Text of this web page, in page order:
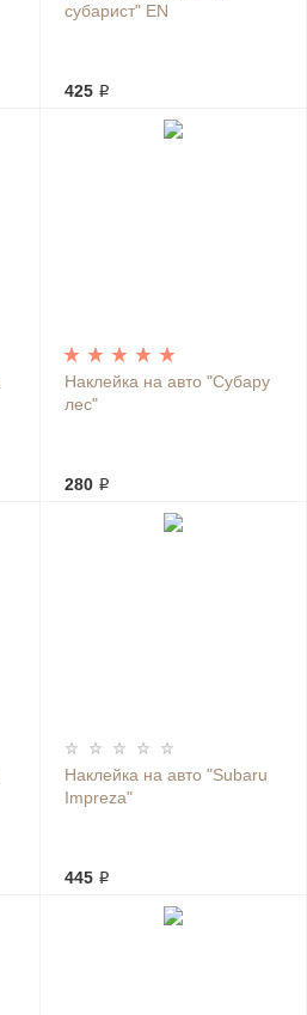
субарист" EN
425 ₽
Наклейка на авто "Субару
лес"
280 ₽
Наклейка на авто "Subaru
Impreza"
445 ₽